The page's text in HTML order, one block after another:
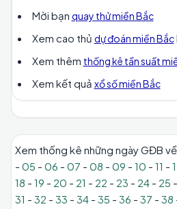
Mời bạn quay thử miền Bắc
Xem cao thủ dự đoán miền Bắc
Xem thêm thống kê tần suất
Xem kết quả xổ số miền Bắc
Xem thống kê những ngày GĐB
- 05 - 06 - 07 - 08 - 09 - 10 - 11 -
18 - 19 - 20 - 21 - 22 - 23 - 24 - 25 -
31 - 32 - 33 - 34 - 35 - 36 - 37 - 38